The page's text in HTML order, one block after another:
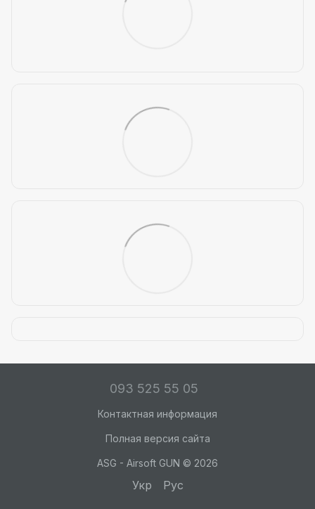
093 525 55 05
Контактная информация
Полная версия сайта
ASG - Airsoft GUN © 2026
Укр Рус